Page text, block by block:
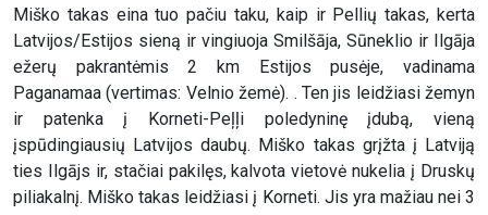
Miško takas eina tuo pačiu taku, kaip ir Pellių takas, kerta
Latvijos/Estijos sieną ir vingiuoja Smilšāja, Sūneklio ir Ilgāja
ežerų pakrantėmis 2 km Estijos pusėje, vadinama
Paganamaa (vertimas: Velnio žemė). . Ten jis leidžiasi žemyn
ir patenka į Korneti-Peļļi poledyninę įdubą, vieną
įspūdingiausių Latvijos daubų. Miško takas grįžta į Latviją
ties Ilgājs ir, stačiai pakilęs, kalvota vietovė nukelia į Druskų
piliakalnį. Miško takas leidžiasi į Korneti. Jis yra mažiau nei 3